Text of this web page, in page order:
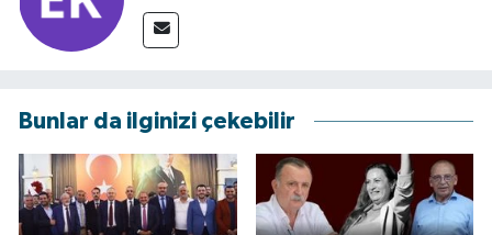
Bunlar da ilginizi çekebilir